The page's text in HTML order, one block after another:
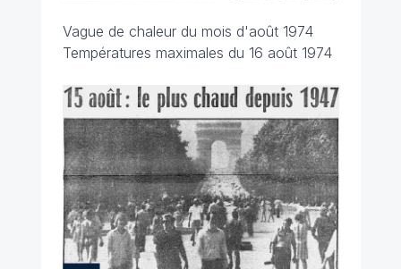
Vague de chaleur du mois d'août 1974
Températures maximales du 16 août 1974